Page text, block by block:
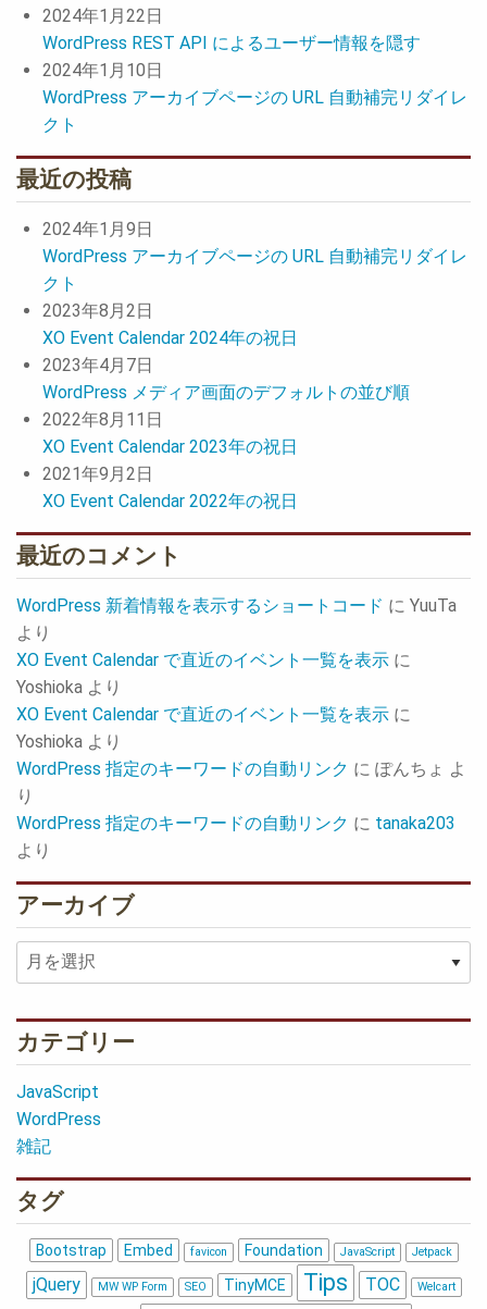
2024年1月22日
WordPress REST API によるユーザー情報を隠す
2024年1月10日
WordPress アーカイブページの URL 自動補完リダイレ
クト
最近の投稿
2024年1月9日
WordPress アーカイブページの URL 自動補完リダイレ
クト
2023年8月2日
XO Event Calendar 2024年の祝日
2023年4月7日
WordPress メディア画面のデフォルトの並び順
2022年8月11日
XO Event Calendar 2023年の祝日
2021年9月2日
XO Event Calendar 2022年の祝日
最近のコメント
WordPress 新着情報を表示するショートコード に YuuTa
より
XO Event Calendar で直近のイベント一覧を表示 に
Yoshioka より
XO Event Calendar で直近のイベント一覧を表示 に
Yoshioka より
WordPress 指定のキーワードの自動リンク に ぽんちょ よ
り
WordPress 指定のキーワードの自動リンク に tanaka203
より
アーカイブ
ー
イ
ブ
カテゴリー
JavaScript
WordPress
雑記
タグ
Bootstrap Embed favicon Foundation JavaScript Jetpack
jQuery MW WP Form SEO TinyMCE Tips TOC Welcart